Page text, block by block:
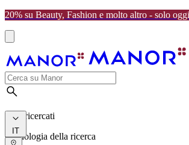
20% su Beauty, Fashion e molto altro - solo
I più ricercati
Cronologia della ricerca
IT